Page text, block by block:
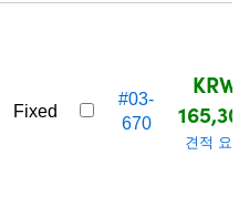
Fixed
#03-
670
KRW
견적 요청